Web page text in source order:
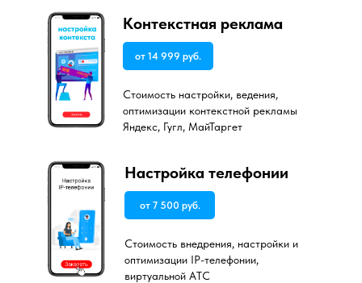
от 7 500 руб.
Стоимость внедрения, настройки и
оптимизации IP-телефонии,
виртуальной АТС
Настройка телефонии
от 14 999 руб.
Стоимость настройки, ведения,
оптимизации контекстной рекламы
Яндекс, Гугл, МайТаргет
Контекстная реклама